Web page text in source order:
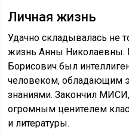
Личная жизнь
Удачно складывалась не
жизнь Анны Николаевны.
Борисович был
человеком, обладающим
знаниями. Закончил
огромным ценителем
и литературы.